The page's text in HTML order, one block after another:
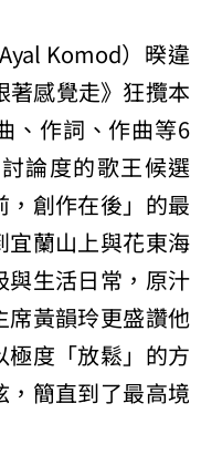
Komod）暌違
著感覺走》狂攬本
、作詞、作曲等6
論度的歌王候選
創作在後」的最
宜蘭山上與花東海
與生活日常，原汁
席黃韻玲更盛讚他
度「放鬆」的方
簡直到了最高境